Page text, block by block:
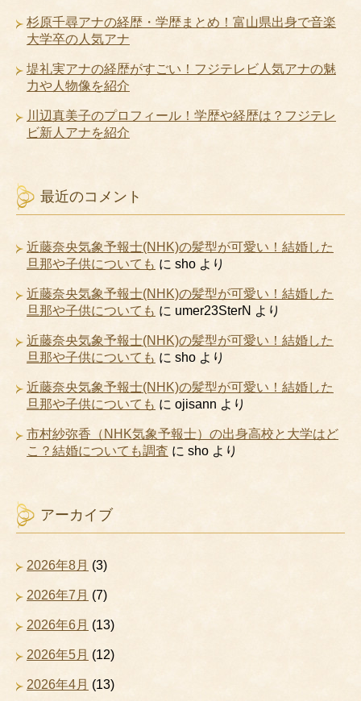
杉原千尋アナの経歴・学歴まとめ！富山県出身で音楽
大学卒の人気アナ
堤礼実アナの経歴がすごい！フジテレビ人気アナの魅
力や人物像を紹介
川辺真美子のプロフィール！学歴や経歴は？フジテレ
ビ新人アナを紹介
最近のコメント
近藤奈央気象予報士(NHK)の髪型が可愛い！結婚した
旦那や子供についても に sho より
近藤奈央気象予報士(NHK)の髪型が可愛い！結婚した
旦那や子供についても に umer23SterN より
近藤奈央気象予報士(NHK)の髪型が可愛い！結婚した
旦那や子供についても に sho より
近藤奈央気象予報士(NHK)の髪型が可愛い！結婚した
旦那や子供についても に ojisann より
市村紗弥香（NHK気象予報士）の出身高校と大学はど
こ？結婚についても調査 に sho より
アーカイブ
2026年8月 (3)
2026年7月 (7)
2026年6月 (13)
2026年5月 (12)
2026年4月 (13)